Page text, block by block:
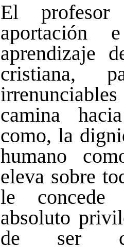
El
aportación
aprendizaje
cristiana,
camina
como, la
humano
eleva sobre
le concede
absoluto
de ser